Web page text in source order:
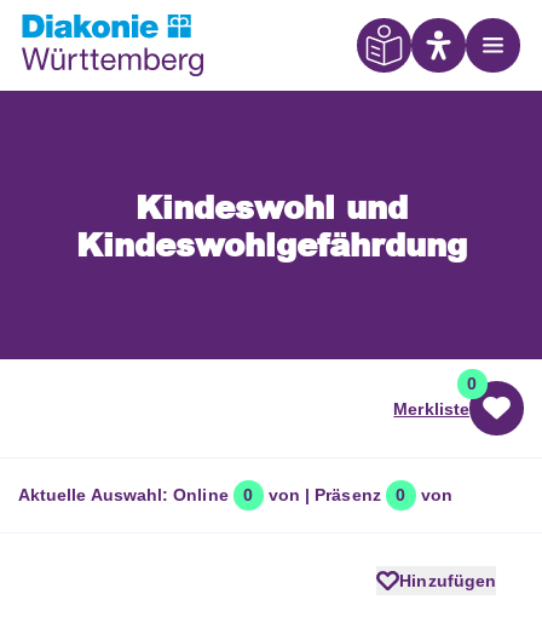
Eye Able
Kindeswohl und
Kindeswohlgefährdung
Merkliste
0
Aktuelle Auswahl: Online 0 von | Präsenz 0 von
Hinzufügen